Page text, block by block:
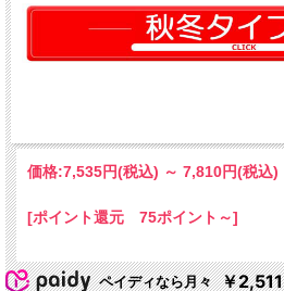
価格:7,535円(税込) ～ 7,810円(税込)
[ポイント還元 75ポイント～]
ペイディなら月々 ￥2,511